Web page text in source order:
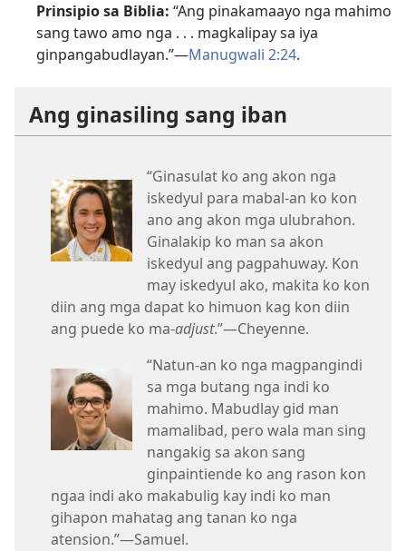
Prinsipio sa Biblia: “Ang pinakamaayo nga mahimo
sang tawo amo nga . . . magkalipay sa iya
ginpangabudlayan.”—Manugwali 2:24.
Ang ginasiling sang iban
“Ginasulat ko ang akon nga
iskedyul para mabal-an ko kon
ano ang akon mga ulubrahon.
Ginalakip ko man sa akon
iskedyul ang pagpahuway. Kon
may iskedyul ako, makita ko kon
diin ang mga dapat ko himuon kag kon diin
ang puede ko ma-adjust.”—Cheyenne.
“Natun-an ko nga magpangindi
sa mga butang nga indi ko
mahimo. Mabudlay gid man
mamalibad, pero wala man sing
nangakig sa akon sang
ginpaintiende ko ang rason kon
ngaa indi ako makabulig kay indi ko man
gihapon mahatag ang tanan ko nga
atension.”—Samuel.